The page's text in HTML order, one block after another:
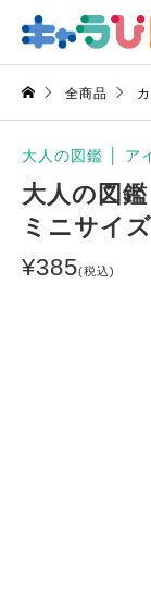
全商品
大人の図鑑 ア
大人の図
ミニサイズ
¥385(税込)